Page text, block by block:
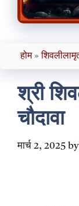
होम»
श्री
चौदावा
मार्च 2, 2025